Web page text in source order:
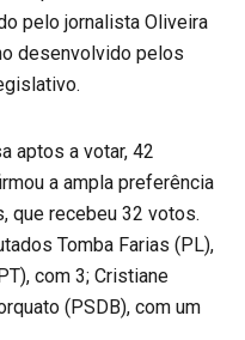
pelo jornalista Oliveira
desenvolvido pelos
aptos a votar, 42
a ampla preferência
que recebeu 32 votos.
Tomba Farias (PL),
com 3; Cristiane
(PSDB), com um